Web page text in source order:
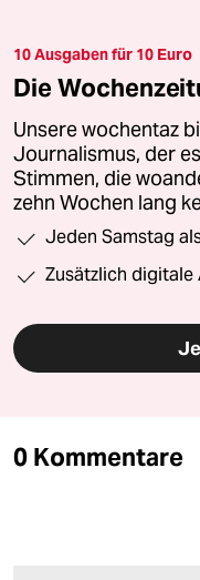
10 Ausgaben für 10 Euro
Die
Unsere wochentaz
Journalismus, der
Stimmen, die
zehn Wochen lang
Jeden Samstag
Zusätzlich digitale
0 Kommentare